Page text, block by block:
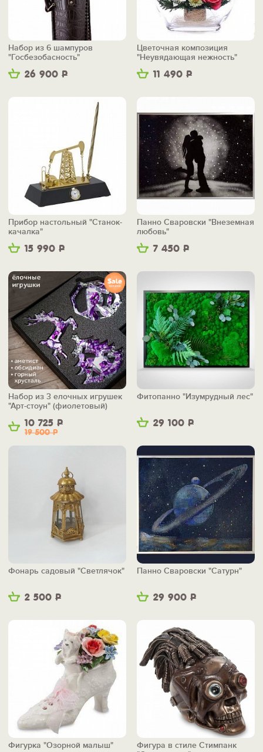
26 900 Р
Набор из 6 шампуров
"Госбезобасность"
11 490 Р
Цветочная композиция
"Неувядающая нежность"
15 990 Р
Прибор настольный "Станок-
качалка"
7 450 Р
Панно Сваровски "Внеземная
любовь"
10 725 Р
19 500Р
Набор из 3 елочных игрушек
"Арт-стоун" (фиолетовый)
29 100 Р
Фитопанно "Изумрудный лес"
2 500 Р
Фонарь садовый "Светлячок"
29 900 Р
Панно Сваровски "Сатурн"
Фигурка "Озорной малыш"
Фигура в стиле Стимпанк